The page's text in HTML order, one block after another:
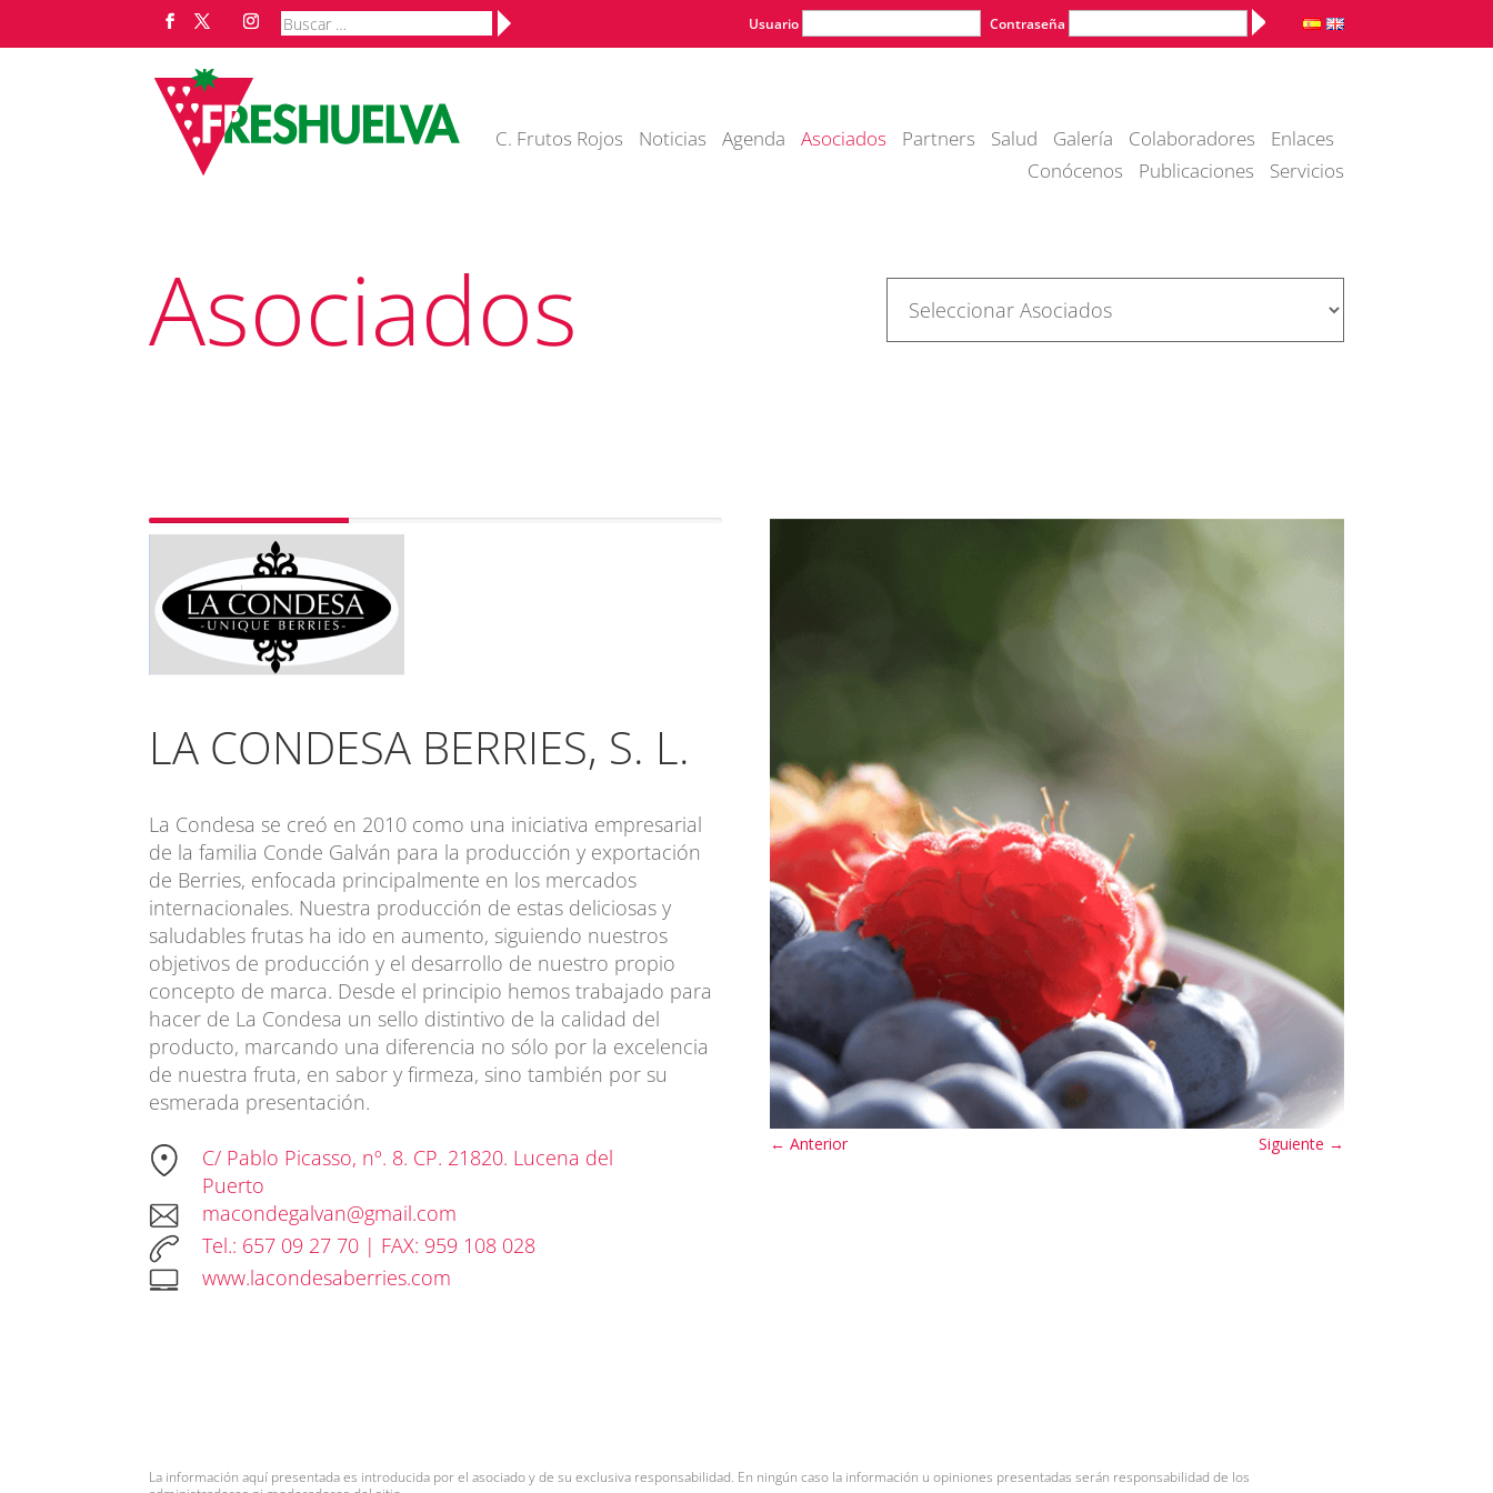
Usuario Contraseña Alternative:
C. Frutos Rojos Noticias Agenda Asociados Partners Salud Galería Colaboradores
Enlaces
Conócenos
Publicaciones Servicios
Asociados
LA CONDESA BERRIES, S. L.
La Condesa se creó en 2010 como una iniciativa empresarial
de la familia Conde Galván para la producción y exportación
de Berries, enfocada principalmente en los mercados
internacionales. Nuestra producción de estas deliciosas y
saludables frutas ha ido en aumento, siguiendo nuestros
objetivos de producción y el desarrollo de nuestro propio
concepto de marca. Desde el principio hemos trabajado para
hacer de La Condesa un sello distintivo de la calidad del
producto, marcando una diferencia no sólo por la excelencia
de nuestra fruta, en sabor y firmeza, sino también por su
esmerada presentación.
C/ Pablo Picasso, nº. 8. CP. 21820. Lucena del
Puerto
macondegalvan@gmail.com
Tel.: 657 09 27 70 | FAX: 959 108 028
www.lacondesaberries.com
←Anterior Siguiente →
La información aquí presentada es introducida por el asociado y de su exclusiva responsabilidad. En ningún caso la información u opiniones presentadas serán responsabilidad de los